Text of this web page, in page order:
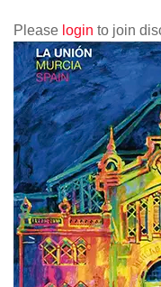
Please login to join